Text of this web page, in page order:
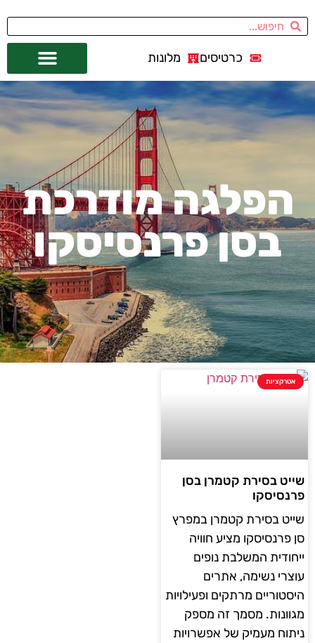
כרטיסים מלונות
הפלגה מודרכת
בסן פרנסיסקו
אטרקציות
שייט בסירת קטמרן בסן
פרנסיסקו
שייט בסירת קטמרן במפרץ
סן פרנסיסקו מציע חוויה
ייחודית המשלבת נופים
עוצרי נשימה, אתרים
היסטוריים מרתקים ופעילויות
מגוונות. מסמך זה מספק
ניתוח מעמיק של אפשרויות